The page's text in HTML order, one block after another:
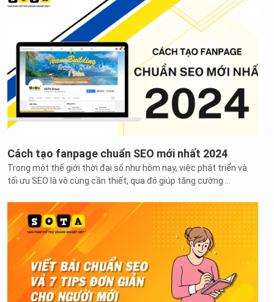
Cách tạo fanpage chuẩn SEO mới nhất 2024
Trong một thế giới thời đại số như hôm nay, việc phát triển và
tối ưu SEO là vô cùng cần thiết, qua đó giúp tăng cường ...